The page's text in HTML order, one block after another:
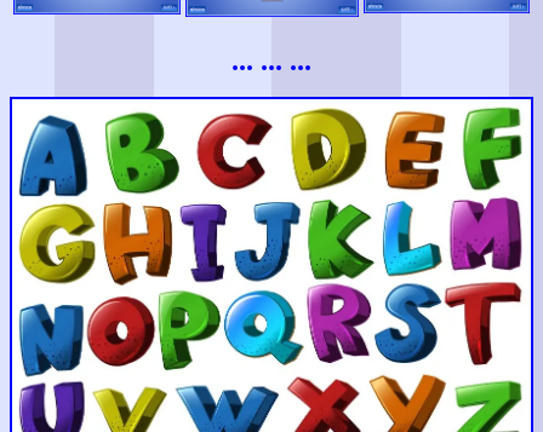
... ... ...